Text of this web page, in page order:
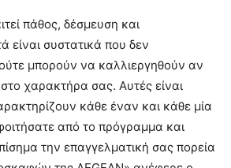
πάθος, δέσμευση και
είναι συστατικά που δεν
μπορούν να καλλιεργηθούν αν
χαρακτήρα σας. Αυτές είναι
κάθε έναν και κάθε μία
από το πρόγραμμα και
την επαγγελματική σας πορεία